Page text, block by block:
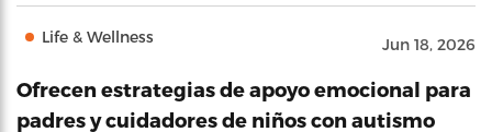
Life & Wellness Jun 18, 2026
Ofrecen estrategias de apoyo emocional para
padres y cuidadores de niños con autismo